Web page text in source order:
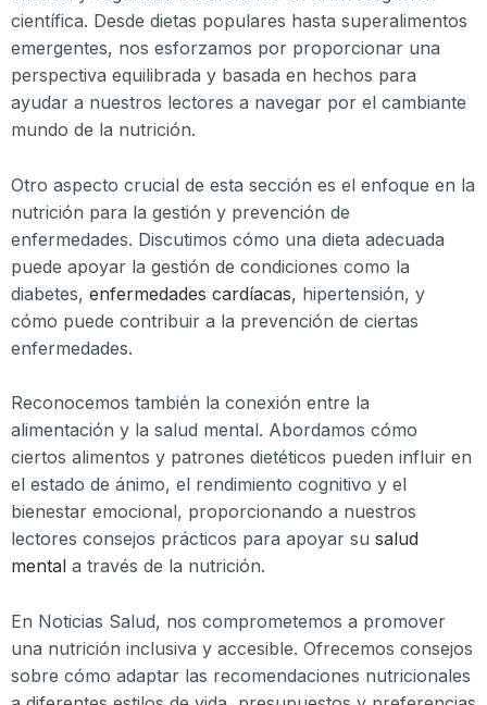
científica. Desde dietas populares hasta superalimentos
emergentes, nos esforzamos por proporcionar una
perspectiva equilibrada y basada en hechos para
ayudar a nuestros lectores a navegar por el cambiante
mundo de la nutrición.
Otro aspecto crucial de esta sección es el enfoque en la
nutrición para la gestión y prevención de
enfermedades. Discutimos cómo una dieta adecuada
puede apoyar la gestión de condiciones como la
diabetes, enfermedades cardíacas, hipertensión, y
cómo puede contribuir a la prevención de ciertas
enfermedades.
Reconocemos también la conexión entre la
alimentación y la salud mental. Abordamos cómo
ciertos alimentos y patrones dietéticos pueden influir en
el estado de ánimo, el rendimiento cognitivo y el
bienestar emocional, proporcionando a nuestros
lectores consejos prácticos para apoyar su salud
mental a través de la nutrición.
En Noticias Salud, nos comprometemos a promover
una nutrición inclusiva y accesible. Ofrecemos consejos
sobre cómo adaptar las recomendaciones nutricionales